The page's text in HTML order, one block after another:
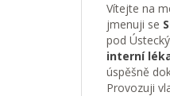
Vítejte na
jmenuji se
pod
interní
úspěšně
Provozuji